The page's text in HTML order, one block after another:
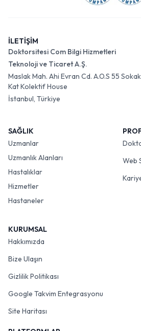
İLETİŞİM
Doktorsitesi Com Bilgi Hizmetleri
Teknoloji ve Ticaret A.Ş.
Maslak Mah. Ahi Evran Cd. A.O.S 55
Kat Kolektif House
İstanbul, Türkiye
SAĞLIK
Uzmanlar
Uzmanlık Alanları
Hastalıklar
Hizmetler
Hastaneler
Web
KURUMSAL
Hakkımızda
Bize Ulaşın
Gizlilik Politikası
Google Takvim Entegrasyonu
Site Haritası